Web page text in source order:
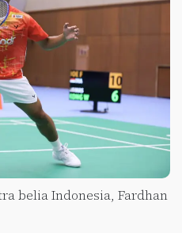
belia Indonesia, Fardhan